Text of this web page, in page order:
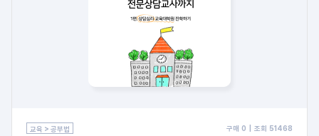
교육 > 공부법 구매 0 | 조회 51468